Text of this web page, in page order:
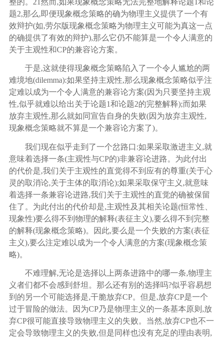
整的。 21然而,如果现象概念策略无法完整地解释论题1和论
题2,那么,即便现象概念策略的确为物理主义提供了一个有
效辩护(如,劳尔版现象概念策略为物理主义可能为真这一点
的确提供了有效的辩护),那么它仍不能算是一个令人满意的
关于主观性和CP的兼容论方案。
于是,这就使得现象概念策略陷入了一个令人尴尬的两
难境地(dilemma):如果坚持主观性,那么现象概念策略似乎注
定难以成为一个令人满意的兼容论方案(因为只要坚持主观
性,似乎就难以给出关于论题1和论题2的完整解释);而如果
放弃主观性,那么就如同宣告自身的失败(因为放弃主观性,
现象概念策略就不算是一个兼容论方案了)。
我们现在似乎走到了一个岔路口:如果采取激进主义,就
意味着选择一条(主观性与CP的)非兼容论进路。为此付出
的代价是,我们关于主观性的直觉得不到应有的尊重(关于心
灵的取消论,关于主体的取消论);如果采取保守主义,就意味
着选择一条兼容论进路,我们关于主观性的直觉的确被保留
住了。为此付出的代价却是,主观性及其相关论题(恒常性、
现象性)要么得不到物理的解释(表征主义),要么得不到完整
的解释(现象概念策略)。因此,要么是一个失败的方案(表征
主义),要么注定难以成为一个令人满意的方案(现象概念策
略)。
不难理解,无论是选择以上两条进路中的哪一条,物理主
义者们都不会感到舒坦。那么还有别的选择吗?似乎容易想
到的另一个可能选择是,干脆放弃CP。但是,放弃CP是一个
过于冒险的做法。因为CP乃是物理主义的一条基本原则,放
弃CP很可能直接导致物理主义的失败。当然,放弃CP也不一
定会导致物理主义的失败,但是同样也没有充足的理由表明,